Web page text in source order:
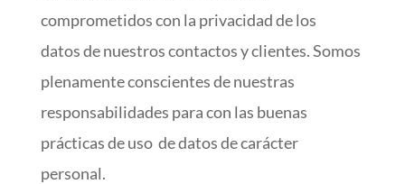
comprometidos con la privacidad de los
datos de nuestros contactos y clientes. Somos
plenamente conscientes de nuestras
responsabilidades para con las buenas
prácticas de uso de datos de carácter
personal.